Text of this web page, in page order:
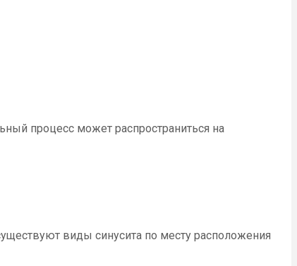
процесс может распространиться на
виды синусита по месту расположения